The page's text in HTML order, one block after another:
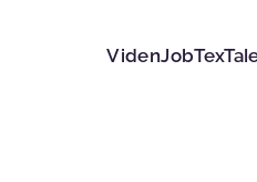
VidenJob